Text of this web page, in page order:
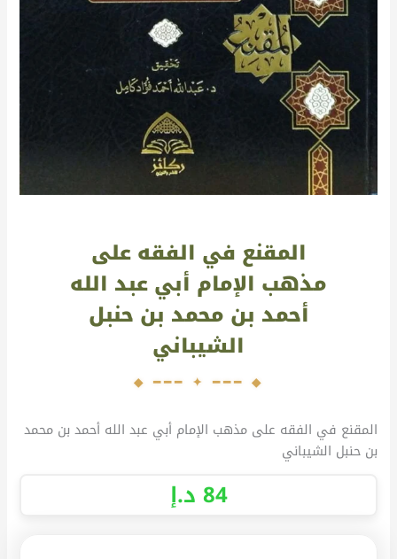
المقنع في الفقه على
مذهب الإمام أبي عبد الله
أحمد بن محمد بن حنبل
الشيباني
المقنع في الفقه على مذهب الإمام أبي عبد الله أحمد بن محمد
بن حنبل الشيباني
84د.إ